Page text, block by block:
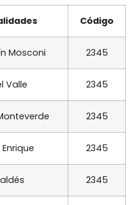
Código
Mosconi 2345
Valle 2345
2345
2345
2345